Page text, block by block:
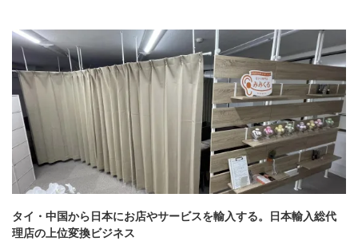
タイ・中国から日本にお店やサービスを輸入する。日本輸入総代
理店の上位変換ビジネス